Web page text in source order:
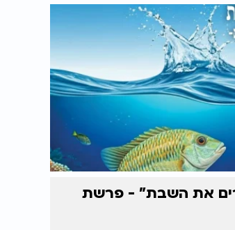
את השבת" - פרשת